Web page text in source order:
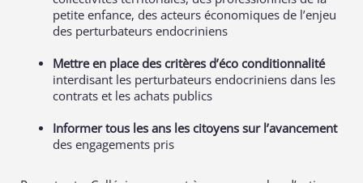
petite enfance, des acteurs économiques de l’enjeu
des perturbateurs endocriniens
Mettre en place des critères d’éco conditionnalité
interdisant les perturbateurs endocriniens dans les
contrats et les achats publics
Informer tous les ans les citoyens sur l’avancement
des engagements pris